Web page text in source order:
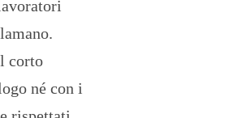
corto
né con i